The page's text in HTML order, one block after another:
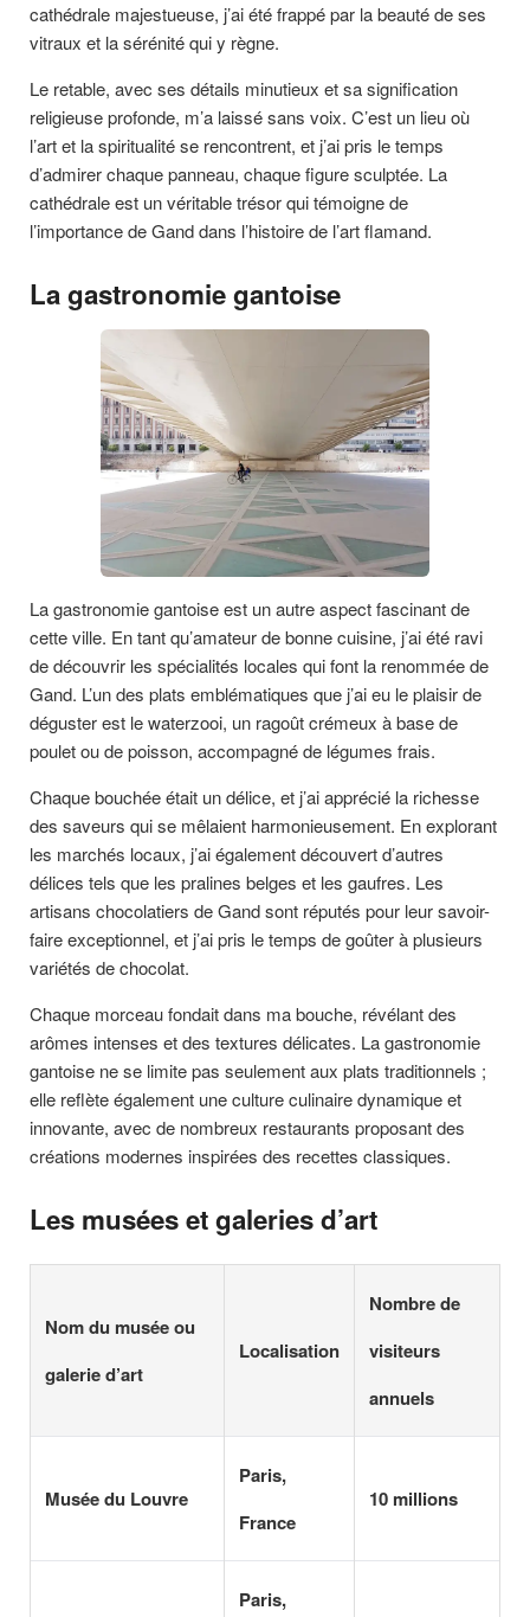
cathédrale majestueuse, j’ai été frappé par la beauté de ses
vitraux et la sérénité qui y règne.
Le retable, avec ses détails minutieux et sa signification
religieuse profonde, m’a laissé sans voix. C’est un lieu où
l’art et la spiritualité se rencontrent, et j’ai pris le temps
d’admirer chaque panneau, chaque figure sculptée. La
cathédrale est un véritable trésor qui témoigne de
l’importance de Gand dans l’histoire de l’art flamand.
La gastronomie gantoise
La gastronomie gantoise est un autre aspect fascinant de
cette ville. En tant qu’amateur de bonne cuisine, j’ai été ravi
de découvrir les spécialités locales qui font la renommée de
Gand. L’un des plats emblématiques que j’ai eu le plaisir de
déguster est le waterzooi, un ragoût crémeux à base de
poulet ou de poisson, accompagné de légumes frais.
Chaque bouchée était un délice, et j’ai apprécié la richesse
des saveurs qui se mêlaient harmonieusement. En explorant
les marchés locaux, j’ai également découvert d’autres
délices tels que les pralines belges et les gaufres. Les
artisans chocolatiers de Gand sont réputés pour leur savoir-
faire exceptionnel, et j’ai pris le temps de goûter à plusieurs
variétés de chocolat.
Chaque morceau fondait dans ma bouche, révélant des
arômes intenses et des textures délicates. La gastronomie
gantoise ne se limite pas seulement aux plats traditionnels ;
elle reflète également une culture culinaire dynamique et
innovante, avec de nombreux restaurants proposant des
créations modernes inspirées des recettes classiques.
Les musées et galeries d’art
Nom du musée ou
galerie d’art
Localisation
Nombre de
visiteurs
annuels
Musée du Louvre
Paris,
France
10 millions
Paris,